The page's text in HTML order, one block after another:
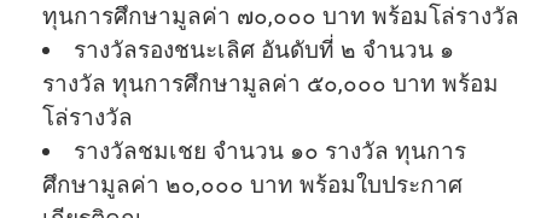
ทุนการศึกษามูลค่า ๗๐,๐๐๐ บาท พร้อมโล่รางวัล
รางวัลรองชนะเลิศ อันดับที่ ๒ จํานวน ๑
รางวัล ทุนการศึกษามูลค่า ๕๐,๐๐๐ บาท พร้อม
โล่รางวัล
รางวัลชมเชย จํานวน ๑๐ รางวัล ทุนการ
ศึกษามูลค่า ๒๐,๐๐๐ บาท พร้อมใบประกาศ